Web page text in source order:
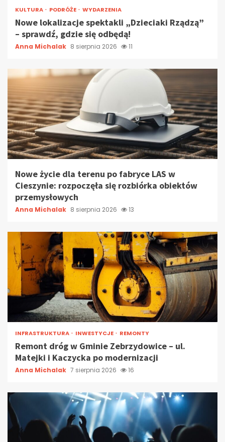
KULTURA PODRÓŻE WYDARZENIA
Nowe lokalizacje spektakli „Dzieciaki Rządzą”
– sprawdź, gdzie się odbędą!
Anna Michalak 8 sierpnia 2026 11
Nowe życie dla terenu po fabryce LAS w
Cieszynie: rozpoczęła się rozbiórka obiektów
przemysłowych
Anna Michalak 8 sierpnia 2026 13
INFRASTRUKTURA INWESTYCJE REMONTY
Remont dróg w Gminie Zebrzydowice – ul.
Matejki i Kaczycka po modernizacji
Anna Michalak 7 sierpnia 2026 16